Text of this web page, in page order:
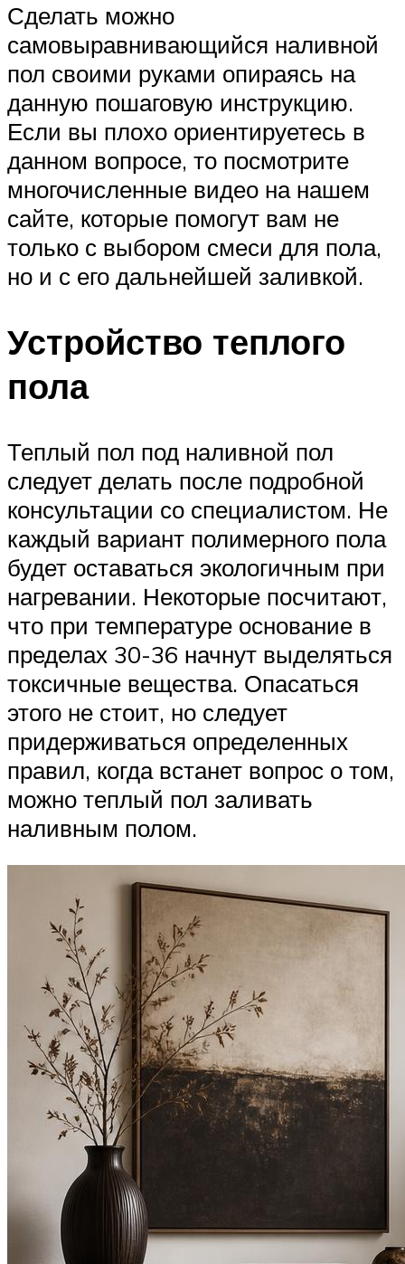
Сделать можно
самовыравнивающийся наливной
пол своими руками опираясь на
данную пошаговую инструкцию.
Если вы плохо ориентируетесь в
данном вопросе, то посмотрите
многочисленные видео на нашем
сайте, которые помогут вам не
только с выбором смеси для пола,
но и с его дальнейшей заливкой.
Устройство теплого
пола
Теплый пол под наливной пол
следует делать после подробной
консультации со специалистом. Не
каждый вариант полимерного пола
будет оставаться экологичным при
нагревании. Некоторые посчитают,
что при температуре основание в
пределах 30-36 начнут выделяться
токсичные вещества. Опасаться
этого не стоит, но следует
придерживаться определенных
правил, когда встанет вопрос о том,
можно теплый пол заливать
наливным полом.